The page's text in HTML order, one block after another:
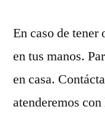
En caso de tener
en tus manos.
en casa.
atenderemos